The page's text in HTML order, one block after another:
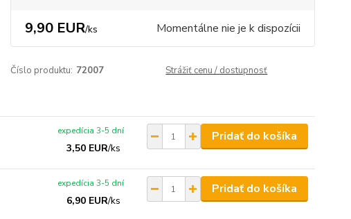
9,90 EUR/ks Momentálne nie je k dispozícii
Číslo produktu: 72007 Strážiť cenu / dostupnosť
3,50 EUR/ks
expedícia 3-5 dní Pridať do košíka
6,90 EUR/ks
expedícia 3-5 dní Pridať do košíka